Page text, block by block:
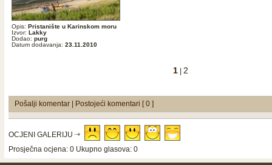
Opis: Pristanište u Karinskom moru
Izvor: Lakky
Dodao: purg
Datum dodavanja: 23.11.2010
1| 2
Pošalji komentar Postojeći komentari [ 0 ]
OCJENI GALERIJU
Prosječna ocjena: 0 Ukupno glasova: 0